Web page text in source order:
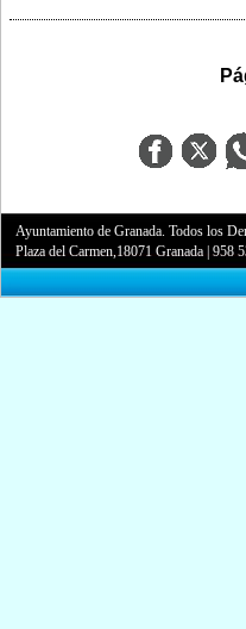
Ayuntamiento de Granada. Todos los
Plaza del Carmen,18071 Granada |958